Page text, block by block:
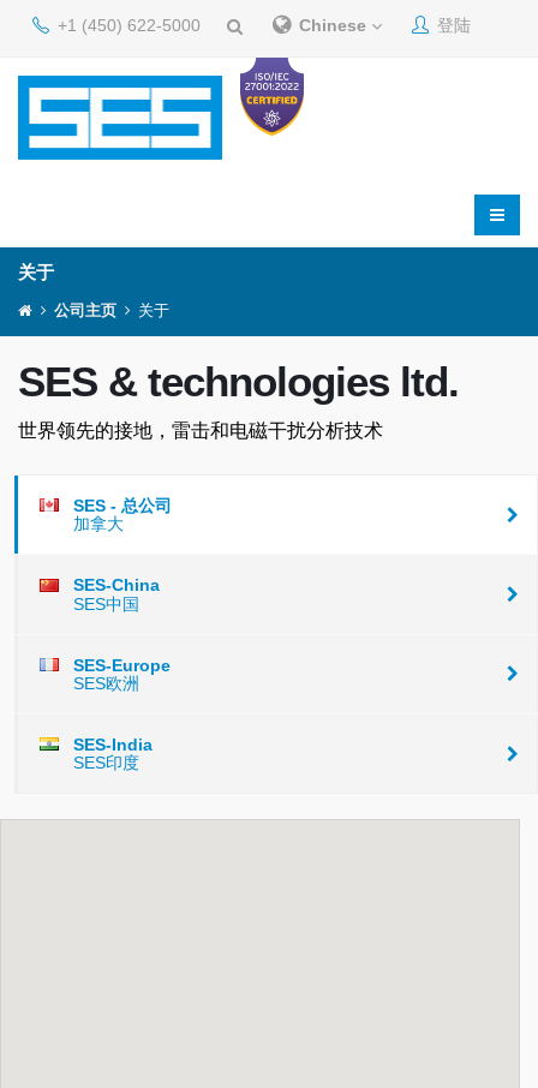
+1 (450) 622-5000 Chinese 登陆
关于
公司主页 关于
SES & technologies ltd.
世界领先的接地，雷击和电磁干扰分析技术
SES - 总公司
加拿大
SES-China
SES中国
SES-Europe
SES欧洲
SES-India
SES印度